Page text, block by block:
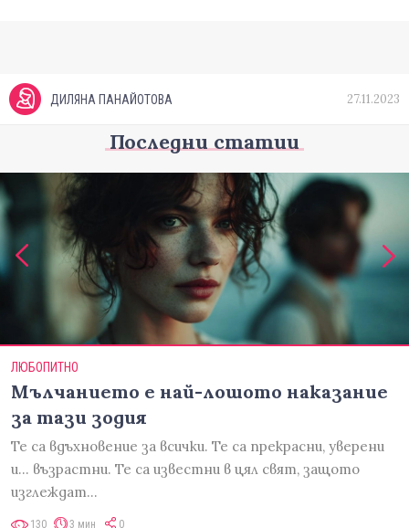
ДИЛЯНА ПАНАЙОТОВА 27.11.2023
Последни статии
ЛЮБОПИТНО
Мълчанието е най-лошото наказание
за тази зодия
Те са вдъхновение за всички. Те са прекрасни, уверени
и... възрастни. Те са известни в цял свят, защото
изглеждат…
130 3 мин 0